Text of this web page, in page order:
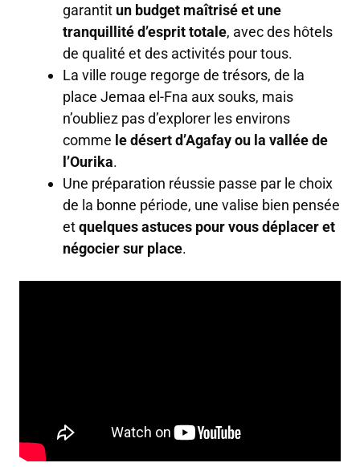
garantit un budget maîtrisé et une
tranquillité d’esprit totale, avec des hôtels
de qualité et des activités pour tous.
La ville rouge regorge de trésors, de la
place Jemaa el-Fna aux souks, mais
n’oubliez pas d’explorer les environs
comme le désert d’Agafay ou la vallée de
l’Ourika.
Une préparation réussie passe par le choix
de la bonne période, une valise bien pensée
etquelques astuces pour vous déplacer et
négocier sur place.